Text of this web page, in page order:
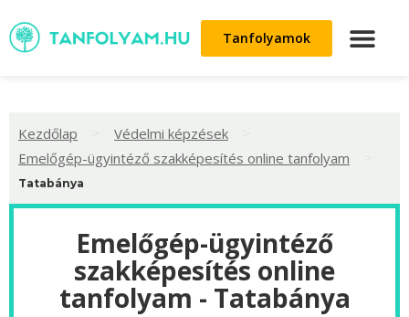
Tanfolyamok
Kezdőlap Védelmi képzések
Emelőgép-ügyintéző szakképesítés online tanfolyam
Tatabánya
Emelőgép-ügyintéző
szakképesítés online
tanfolyam - Tatabánya